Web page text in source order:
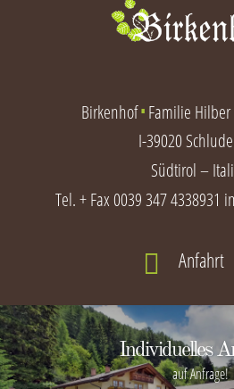
Birkenhof ∎ Familie
I-39020
Südtirol –
Tel. + Fax0039 347 4338931
 Anfahrt
Individuelles
auf Anfrage!